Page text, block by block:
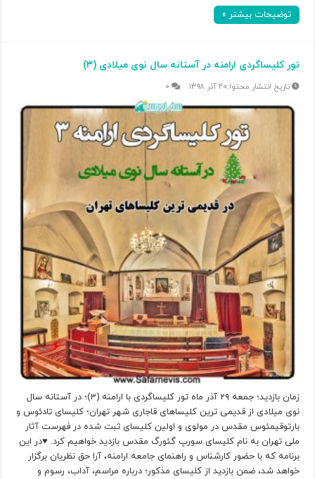
توضیحات بیشتر »
تور کلیساگردی ارامنه در آستانه سال نوی میلادی (۳)
۲۰ آذر ۱۳۹۸ ۰
زمان بازدید؛ جمعه ۲۹ آذر ماه تور کلیساگردی با ارامنه (۳)؛ در آستانه سال
نوی میلادی از قدیمی ترین کلیساهای قاجاری شهر تهران؛ کلیسای تادئوس و
بارتوقیمئوس مقدس در مولوی و اولین کلیسای ثبت شده در فهرست آثار
ملی تهران به نام کلیسای سورپ گئورگ مقدس بازدید خواهیم کرد. ♥در این
برنامه که با حضور کارشناس و راهنمای جامعه ارامنه، آرا حق نظریان برگزار
خواهد شد، ضمن بازدید از کلیسای مذکور؛ درباره مراسم، آداب، رسوم و